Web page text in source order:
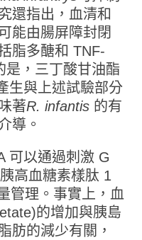
還指出，血清和
能由腸屏障封閉
脂多醣和 TNF-
是，三丁酸甘油酯
生與上述試驗部分
著R. infantis 的有
導。
可以通過刺激 G
高血糖素樣肽 1
管理。事實上，血
的增加與胰島
肪的減少有關，